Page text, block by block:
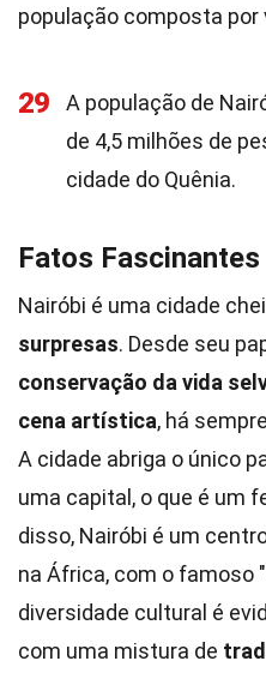
população composta
29
A população de
de 4,5 milhões de
cidade do Quênia.
Fatos
Nairóbi é uma cidade
surpresas. Desde seu
conservação da vida
cena artística, há
A cidade abriga o único
uma capital, o que é um
disso, Nairóbi é um
na África, com o famoso
diversidade cultural é
com uma mistura de